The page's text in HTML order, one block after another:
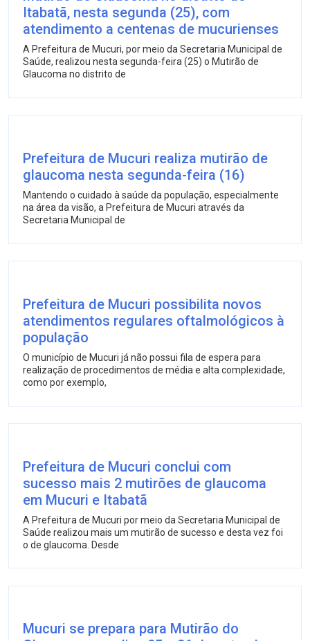
Itabatã, nesta segunda (25), com
atendimento a centenas de mucurienses
A Prefeitura de Mucuri, por meio da Secretaria Municipal de
Saúde, realizou nesta segunda-feira (25) o Mutirão de
Glaucoma no distrito de
Prefeitura de Mucuri realiza mutirão de
glaucoma nesta segunda-feira (16)
Mantendo o cuidado à saúde da população, especialmente
na área da visão, a Prefeitura de Mucuri através da
Secretaria Municipal de
Prefeitura de Mucuri possibilita novos
atendimentos regulares oftalmológicos à
população
O município de Mucuri já não possui fila de espera para
realização de procedimentos de média e alta complexidade,
como por exemplo,
Prefeitura de Mucuri conclui com
sucesso mais 2 mutirões de glaucoma
em Mucuri e Itabatã
A Prefeitura de Mucuri por meio da Secretaria Municipal de
Saúde realizou mais um mutirão de sucesso e desta vez foi
o de glaucoma. Desde
Mucuri se prepara para Mutirão do